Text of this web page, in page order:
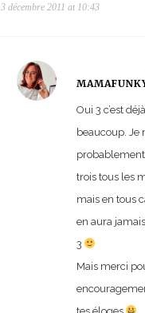
3 décembre 2011 at 10:43
Oui 3 c’est déjà
beaucoup. Je
trois tous les
mais en tous
en aura
3
Mais merci